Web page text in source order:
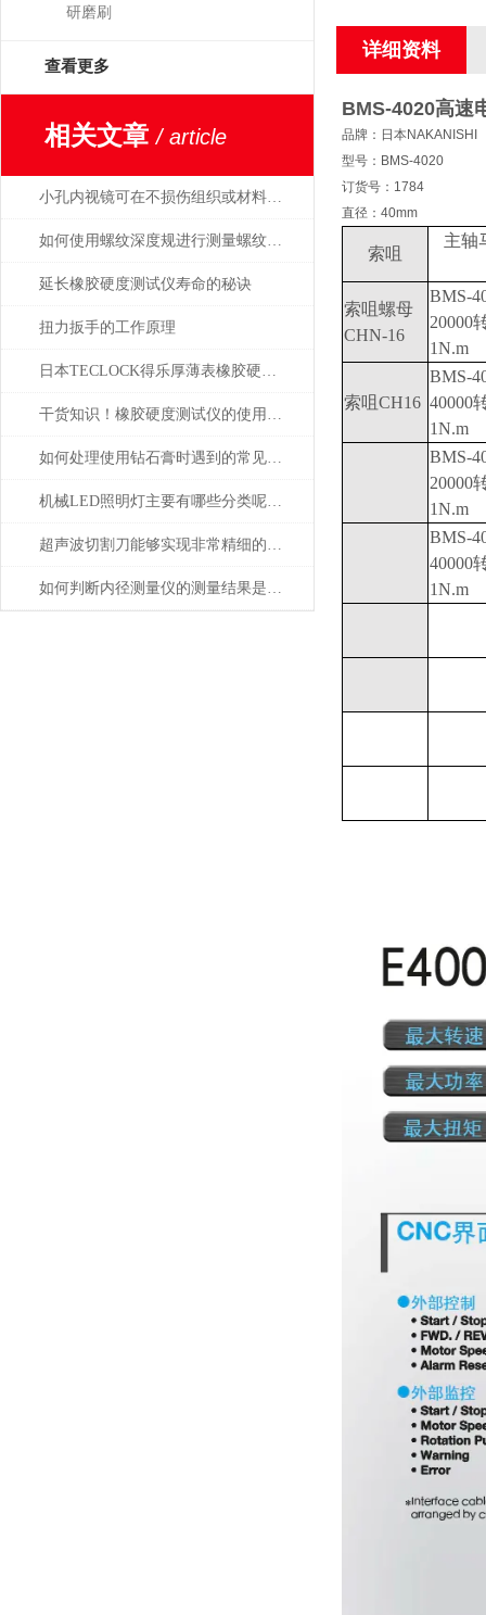
研磨刷
查看更多
相关文章/ article
小孔内视镜可在不损伤组织或材料的情况下进行观察
如何使用螺纹深度规进行测量螺纹深度？
延长橡胶硬度测试仪寿命的秘诀
扭力扳手的工作原理
日本TECLOCK得乐厚薄表橡胶硬度计总代理东莞市高腾达
干货知识！橡胶硬度测试仪的使用说明
如何处理使用钻石膏时遇到的常见问题和挑战
机械LED照明灯主要有哪些分类呢？让我们一起来看看吧
超声波切割刀能够实现非常精细的切割
如何判断内径测量仪的测量结果是否准确
详细资料
BMS-4020高速
品牌：日本NAKANISHI
型号：BMS-4020
订货号：1784
直径：40mm
索咀
主轴
索咀螺母
CHN-16
BMS-
20000
1N.m
索咀CH16
BMS-
40000
1N.m
BMS-
20000
1N.m
BMS-
40000
1N.m